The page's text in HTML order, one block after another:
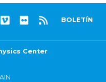
BOLETÍN
Center